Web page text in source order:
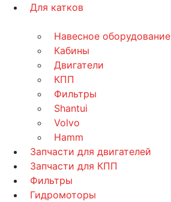
Для катков
Навесное оборудование
Кабины
Двигатели
КПП
Фильтры
Shantui
Volvo
Hamm
Запчасти для двигателей
Запчасти для КПП
Фильтры
Гидромоторы